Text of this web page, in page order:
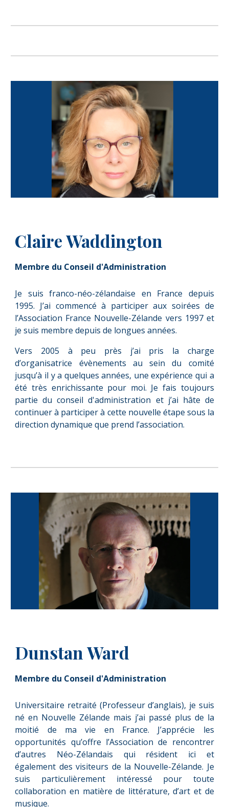
Claire Waddington
Membre du Conseil d'Administration
Je suis franco-néo-zélandaise en France depuis
1995. J’ai commencé à participer aux soirées de
l’Association France Nouvelle-Zélande vers 1997 et
je suis membre depuis de longues années.
Vers 2005 à peu près j’ai pris la charge
d’organisatrice évènements au sein du comité
jusqu’à il y a quelques années, une expérience qui a
été très enrichissante pour moi. Je fais toujours
partie du conseil d'administration et j’ai hâte de
continuer à participer à cette nouvelle étape sous la
direction dynamique que prend l’association.
Dunstan Ward
Membre du Conseil d'Administration
Universitaire retraité (Professeur d’anglais), je suis
né en Nouvelle Zélande mais j’ai passé plus de la
moitié de ma vie en France. J’apprécie les
opportunités qu’offre l’Association de rencontrer
d’autres Néo-Zélandais qui résident ici et
également des visiteurs de la Nouvelle-Zélande. Je
suis particulièrement intéressé pour toute
collaboration en matière de littérature, d’art et de
musique.